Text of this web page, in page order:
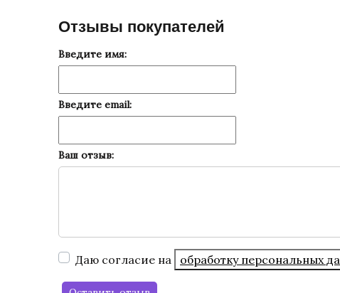
Отзывы покупателей
Введите имя:
Введите email:
Ваш отзыв:
Даю согласие на обработку персональных